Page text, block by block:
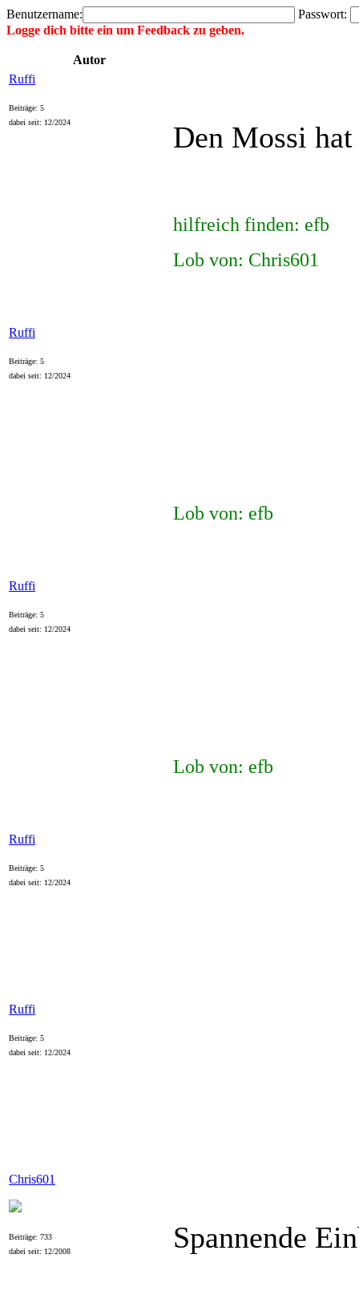
Benutzername:
Passwort:
Logge dich bitte ein um Feedback zu geben.
Autor
Ruffi
Beiträge: 5
dabei seit: 12/2024
Den Mossi
hilfreich finden: efb
Lob von: Chris601
Ruffi
Beiträge: 5
dabei seit: 12/2024
Lob von: efb
Ruffi
Beiträge: 5
dabei seit: 12/2024
Lob von: efb
Ruffi
Beiträge: 5
dabei seit: 12/2024
Ruffi
Beiträge: 5
dabei seit: 12/2024
Chris601
Beiträge: 733
dabei seit: 12/2008
Spannende